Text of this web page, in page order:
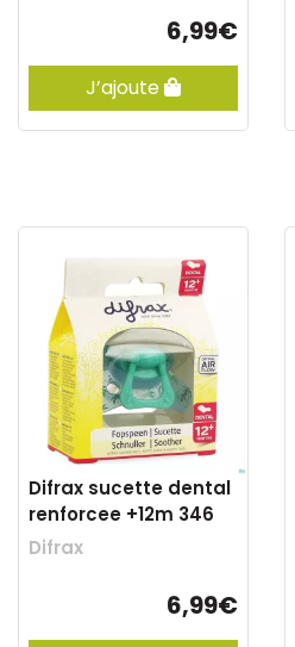
6,99€
J’ajoute
Difrax sucette dental
renforcee +12m 346
Difrax
6,99€